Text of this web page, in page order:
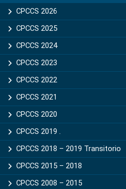
Sidebar
CPCCS 2026
CPCCS 2025
CPCCS 2024
CPCCS 2023
CPCCS 2022
CPCCS 2021
CPCCS 2020
CPCCS 2019 .
CPCCS 2018 – 2019 Transitorio
CPCCS 2015 – 2018
CPCCS 2008 – 2015